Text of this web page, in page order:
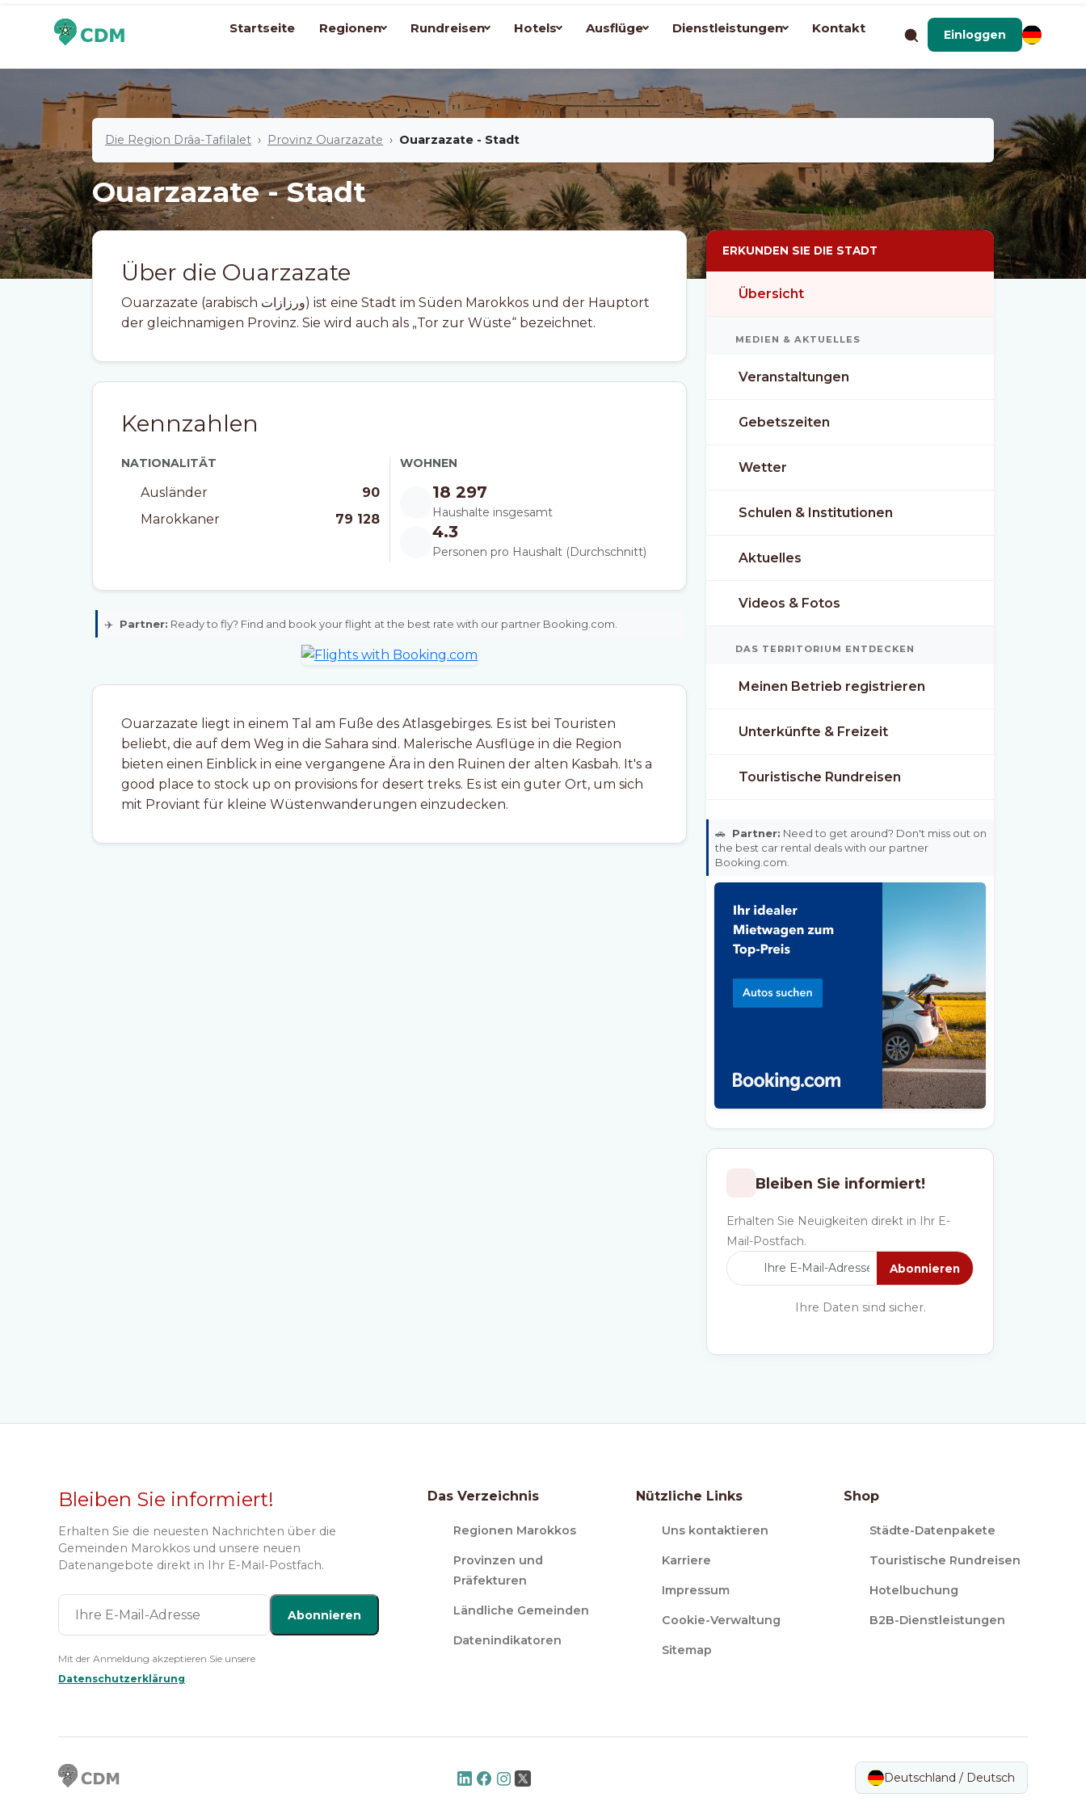
Startseite Regionen Rundreisen Hotels Ausflüge Dienstleistungen Kontakt Einloggen
Die Region Drâa-Tafilalet Provinz Ouarzazate Ouarzazate - Stadt
Ouarzazate - Stadt
Über die Ouarzazate
Ouarzazate (arabisch ورزازات) ist eine Stadt im Süden Marokkos und der Hauptort
der gleichnamigen Provinz. Sie wird auch als „Tor zur Wüste“ bezeichnet.
Kennzahlen
NATIONALITÄT
Ausländer
90
Marokkaner
79 128
WOHNEN
18 297
Haushalte insgesamt
4.3
Personen pro Haushalt (Durchschnitt)
✈️ Partner: Ready to fly? Find and book your flight at the best rate with our partner Booking.com.
Ouarzazate liegt in einem Tal am Fuße des Atlasgebirges. Es ist bei Touristen
beliebt, die auf dem Weg in die Sahara sind. Malerische Ausflüge in die Region
bieten einen Einblick in eine vergangene Ära in den Ruinen der alten Kasbah. It's a
good place to stock up on provisions for desert treks. Es ist ein guter Ort, um sich
mit Proviant für kleine Wüstenwanderungen einzudecken.
ERKUNDEN SIE DIE STADT
Übersicht
MEDIEN & AKTUELLES
Veranstaltungen
Gebetszeiten
Wetter
Schulen & Institutionen
Aktuelles
Videos & Fotos
DAS TERRITORIUM ENTDECKEN
Meinen Betrieb registrieren
Unterkünfte & Freizeit
Touristische Rundreisen
🚗 Partner: Need to get around? Don't miss out on
the best car rental deals with our partner
Booking.com.
Bleiben Sie informiert!
Erhalten Sie Neuigkeiten direkt in Ihr E-
Mail-Postfach.
Abonnieren
Ihre Daten sind sicher.
Bleiben Sie informiert!
Erhalten Sie die neuesten Nachrichten über die
Gemeinden Marokkos und unsere neuen
Datenangebote direkt in Ihr E-Mail-Postfach.
Abonnieren
Mit der Anmeldung akzeptieren Sie unsere
Datenschutzerklärung.
Das Verzeichnis
Regionen Marokkos
Provinzen und
Präfekturen
Ländliche Gemeinden
Datenindikatoren
Nützliche Links
Uns kontaktieren
Karriere
Impressum
Cookie-Verwaltung
Sitemap
Shop
Städte-Datenpakete
Touristische Rundreisen
Hotelbuchung
B2B-Dienstleistungen
Deutschland / Deutsch